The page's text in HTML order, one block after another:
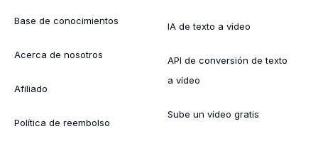
Base de conocimientos
Acerca de nosotros
Afiliado
Política de reembolso
IA de texto a vídeo
API de conversión de texto
a vídeo
Sube un vídeo gratis